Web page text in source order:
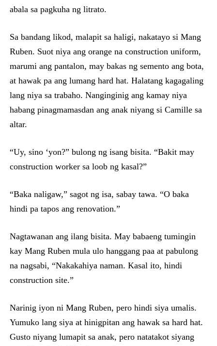
abala sa pagkuha ng litrato.
Sa bandang likod, malapit sa haligi, nakatayo si Mang
Ruben. Suot niya ang orange na construction uniform,
marumi ang pantalon, may bakas ng semento ang bota,
at hawak pa ang lumang hard hat. Halatang kagagaling
lang niya sa trabaho. Nanginginig ang kamay niya
habang pinagmamasdan ang anak niyang si Camille sa
altar.
“Uy, sino ‘yon?” bulong ng isang bisita. “Bakit may
construction worker sa loob ng kasal?”
“Baka naligaw,” sagot ng isa, sabay tawa. “O baka
hindi pa tapos ang renovation.”
Nagtawanan ang ilang bisita. May babaeng tumingin
kay Mang Ruben mula ulo hanggang paa at pabulong
na nagsabi, “Nakakahiya naman. Kasal ito, hindi
construction site.”
Narinig iyon ni Mang Ruben, pero hindi siya umalis.
Yumuko lang siya at hinigpitan ang hawak sa hard hat.
Gusto niyang lumapit sa anak, pero natatakot siyang